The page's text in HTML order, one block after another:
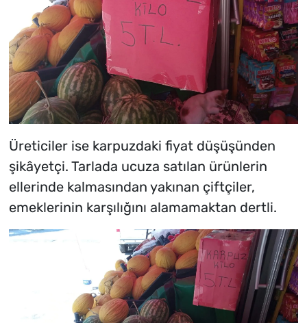
Üreticiler ise karpuzdaki fiyat düşüşünden
şikâyetçi. Tarlada ucuza satılan ürünlerin
ellerinde kalmasından yakınan çiftçiler,
emeklerinin karşılığını alamamaktan dertli.